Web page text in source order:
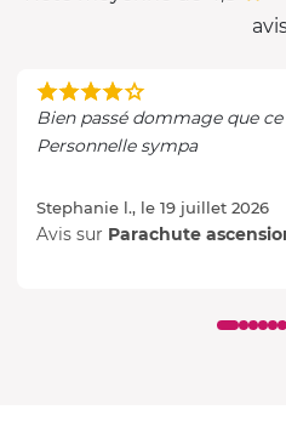
Bien passé dommage que
Personnelle sympa
Stephanie l., le 19 juillet 2026
Avis sur Parachute